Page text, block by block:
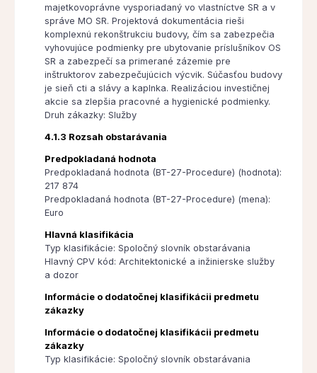
majetkovoprávne vysporiadaný vo vlastníctve SR a v
správe MO SR. Projektová dokumentácia rieši
komplexnú rekonštrukciu budovy, čím sa zabezpečia
vyhovujúce podmienky pre ubytovanie príslušníkov OS
SR a zabezpečí sa primerané zázemie pre
inštruktorov zabezpečujúcich výcvik. Súčasťou budovy
je sieň cti a slávy a kaplnka. Realizáciou investičnej
akcie sa zlepšia pracovné a hygienické podmienky.
Druh zákazky: Služby
4.1.3 Rozsah obstarávania
Predpokladaná hodnota
Predpokladaná hodnota (BT-27-Procedure) (hodnota):
217 874
Predpokladaná hodnota (BT-27-Procedure) (mena):
Euro
Hlavná klasifikácia
Typ klasifikácie: Spoločný slovník obstarávania
Hlavný CPV kód: Architektonické a inžinierske služby
a dozor
Informácie o dodatočnej klasifikácii predmetu
zákazky
Informácie o dodatočnej klasifikácii predmetu
zákazky
Typ klasifikácie: Spoločný slovník obstarávania